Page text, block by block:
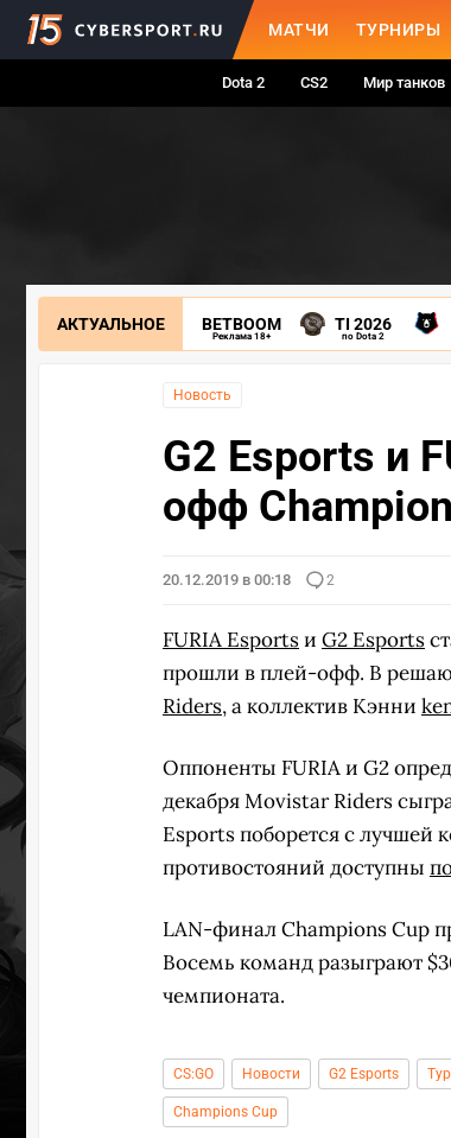
МАТЧИ ТУРНИРЫ
Dota 2 CS2 Мир танков
АКТУАЛЬНОЕ BETBOOM
Реклама 18+
TI 2026
по Dota 2
Новость
G2 Esports и
офф
20.12.2019 в 00:18 2
FURIA Esportsи G2 Esports
прошли в плей-офф. В
Riders, а коллектив Кэнни
Оппоненты FURIA и G2
декабря Movistar Riders
Esports поборется с лучшей
противостояний доступны
LAN-финал Champions Cup
Восемь команд разыграют
чемпионата.
CS:GO Новости G2 Esports
Champions Cup